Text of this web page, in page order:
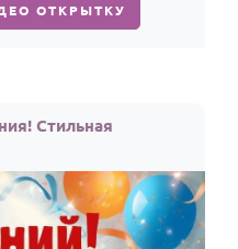
ОТКРЫТКУ
Стильная